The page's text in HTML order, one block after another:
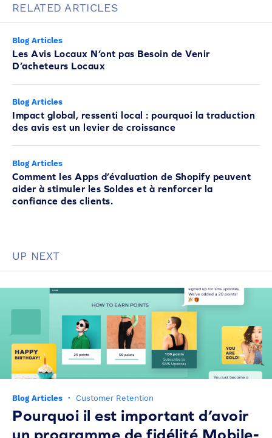
RELATED ARTICLES
Blog Articles
Les Avis Locaux N’ont pas Besoin de Venir
D’acheteurs Locaux
Blog Articles
Impact global, ressenti local : pourquoi la traduction
des avis est un levier de croissance
Blog Articles
Comment les Apps d’évaluation de Shopify peuvent
aider à stimuler les Soldes et à renforcer la
confiance des clients.
UP NEXT
Blog Articles · Customer Retention
Pourquoi il est important d’avoir
un programme de fidélité Mobile-